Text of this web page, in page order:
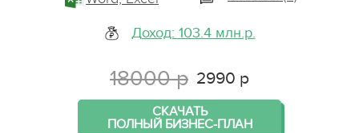
Доход: 103.4 млн.р.
18000 р 2990 р
СКАЧАТЬ
ПОЛНЫЙ БИЗНЕС-ПЛАН